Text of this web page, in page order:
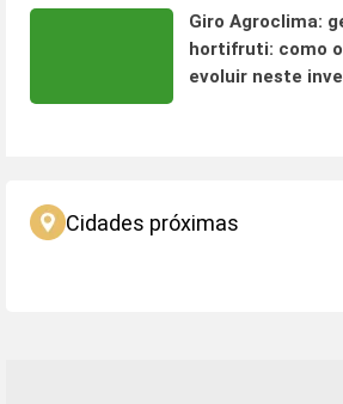
Giro Agroclima:
hortifruti: como
evoluir neste
Cidades próximas